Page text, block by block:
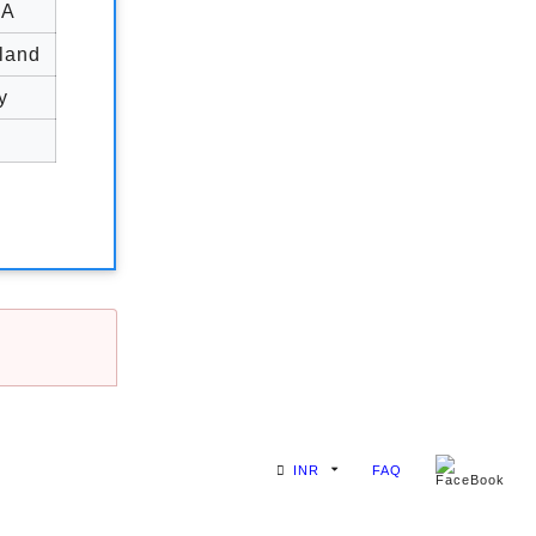
INR FAQ